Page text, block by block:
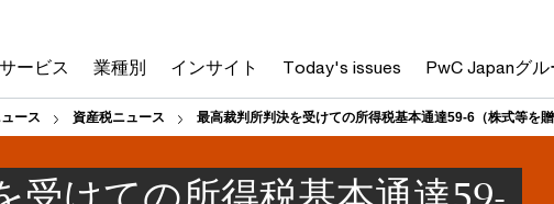
サービス 業種別 インサイト Today's issues PwC Japanグル
ース 資産税ニュース 最高裁判所判決を受けての所得税基本通達59-6（株式等を